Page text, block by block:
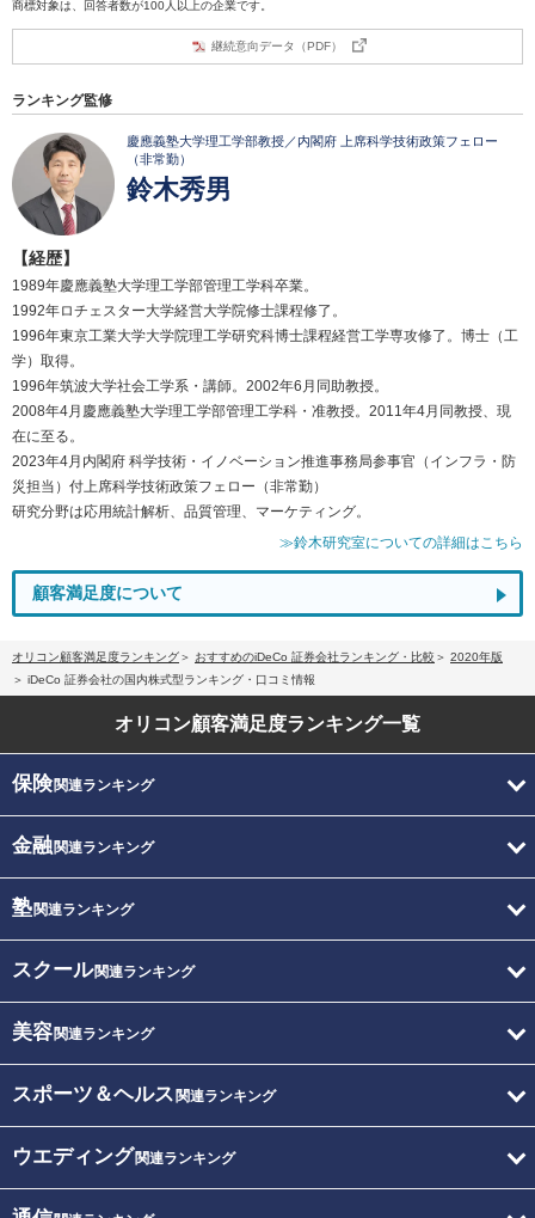
商標対象は、回答者数が100人以上の企業です。
継続意向データ（PDF）
ランキング監修
慶應義塾大学理工学部教授／内閣府 上席科学技術政策フェロー
（非常勤）
鈴木秀男
【経歴】
1989年慶應義塾大学理工学部管理工学科卒業。
1992年ロチェスター大学経営大学院修士課程修了。
1996年東京工業大学大学院理工学研究科博士課程経営工学専攻修了。博士（工
学）取得。
1996年筑波大学社会工学系・講師。2002年6月同助教授。
2008年4月慶應義塾大学理工学部管理工学科・准教授。2011年4月同教授、現
在に至る。
2023年4月内閣府 科学技術・イノベーション推進事務局参事官（インフラ・防
災担当）付上席科学技術政策フェロー（非常勤）
研究分野は応用統計解析、品質管理、マーケティング。
≫鈴木研究室についての詳細はこちら
顧客満足度について
オリコン顧客満足度ランキング おすすめのiDeCo 証券会社ランキング・比較
2020年版
iDeCo 証券会社の国内株式型ランキング・口コミ情報
オリコン顧客満足度ランキング一覧
保険関連ランキング
金融関連ランキング
塾関連ランキング
スクール関連ランキング
美容関連ランキング
スポーツ＆ヘルス 関連ランキング
ウエディング関連ランキング